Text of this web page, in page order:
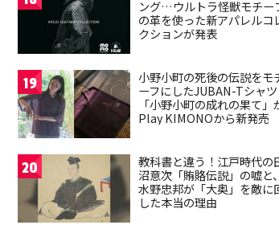
ング…ウルトラ怪獣モチー
の革を使った新アパレルコ
クションが発表
19
小野小町の死後の伝説をモ
ーフにしたJUBAN-Tシャツ
「小野小町の成れの果て」
Play KIMONOから新発売
20
教科書と違う！江戸時代の
沼意次「賄賂伝説」の嘘と、
水野忠邦が「大奥」を敵に
した本当の理由